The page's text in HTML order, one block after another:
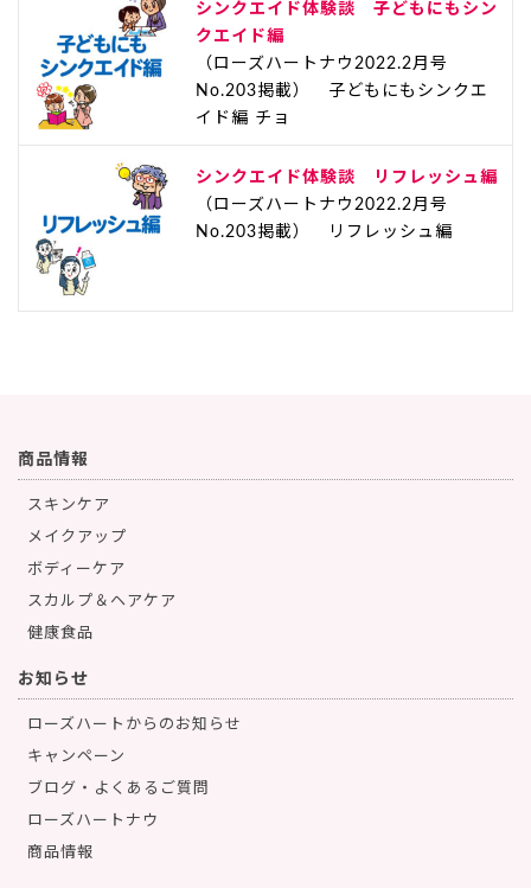
シンクエイド体験談 子どもにもシン
クエイド編
（ローズハートナウ2022.2月号
No.203掲載） 子どもにもシンクエ
イド編 チョ
シンクエイド体験談 リフレッシュ編
（ローズハートナウ2022.2月号
No.203掲載） リフレッシュ編
商品情報
スキンケア
メイクアップ
ボディーケア
スカルプ＆ヘアケア
健康食品
お知らせ
ローズハートからのお知らせ
キャンペーン
ブログ・よくあるご質問
ローズハートナウ
商品情報